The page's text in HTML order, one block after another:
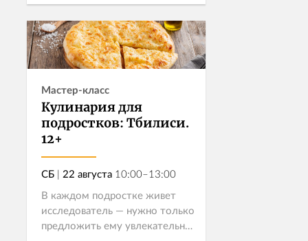
сосиски в тесте? С радостью!
Любой ребенок съ...
Записаться
Мастер-класс
Кулинария для
подростков: Тбилиси.
12+
СБ | 22 августа 10:00–13:00
В каждом подростке живет
исследователь — нужно только
предложить ему увлекательный